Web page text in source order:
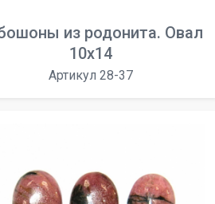
из родонита. Овал
10х14
Артикул 28-37